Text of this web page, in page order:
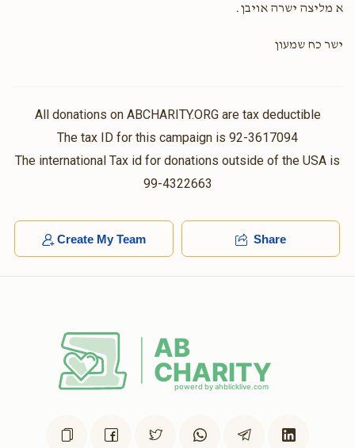
א מליצה ישרה אויבן.
ישר כח שמעון
All donations on ABCHARITY.ORG are tax deductible
The tax ID for this campaign is 92-3617094
The international Tax id for donations outside of the USA is
99-4322663
Create My Team Share